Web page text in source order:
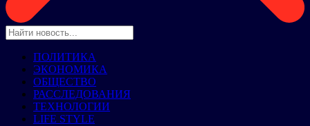
ПОЛИТИКА
ЭКОНОМИКА
ОБЩЕСТВО
РАССЛЕДОВАНИЯ
ТЕХНОЛОГИИ
LIFE STYLE